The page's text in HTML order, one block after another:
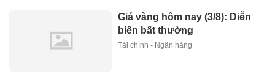
Giá vàng hôm nay (3/8): Diễn
biến bất thường
Tài chính - Ngân hàng